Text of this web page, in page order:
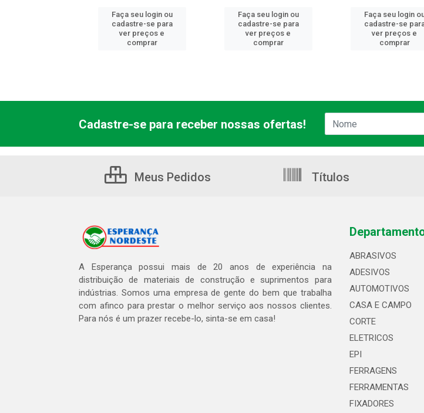
Faça seu login ou
cadastre-se para
ver preços e
comprar
Faça seu login ou
cadastre-se para
ver preços e
comprar
Faça seu login
cadastre-se
ver preços e
comprar
Cadastre-se para receber nossas ofertas!
Meus Pedidos Títulos
A Esperança possui mais de 20 anos de experiência na
distribuição de materiais de construção e suprimentos para
indústrias. Somos uma empresa de gente do bem que trabalha
com afinco para prestar o melhor serviço aos nossos clientes.
Para nós é um prazer recebe-lo, sinta-se em casa!
ABRASIVOS
ADESIVOS
AUTOMOTIVOS
CASA E CAMPO
CORTE
ELETRICOS
EPI
FERRAGENS
FERRAMENTAS
FIXADORES